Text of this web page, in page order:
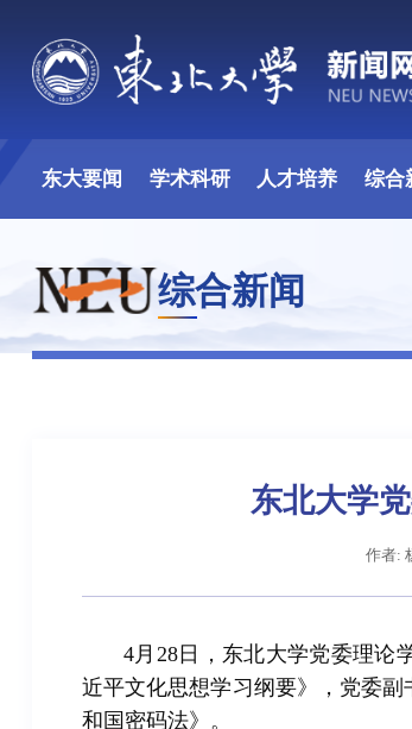
东大要闻 学术科研 人才培养 综合
综合新闻
东北大学
作者:
4月28日，东北大学党委理论
近平文化思想学习纲要》，党委
和国密码法》。